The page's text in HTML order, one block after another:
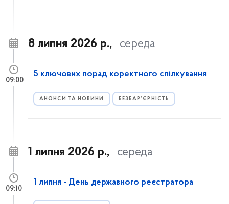
8 липня 2026 р., середа
5 ключових порад коректного спілкування
АНОНСИ ТА НОВИНИ БЕЗБАР’ЄРНІСТЬ
09:00
1 липня 2026 р., середа
1 липня - День державного реєстратора
09:10